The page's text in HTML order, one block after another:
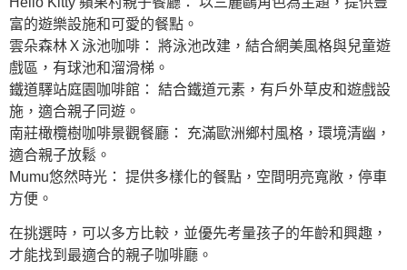
富的遊樂設施和可愛的餐點。
雲朵森林Ｘ泳池咖啡： 將泳池改建，結合網美風格與兒童遊
戲區，有球池和溜滑梯。
鐵道驛站庭園咖啡館： 結合鐵道元素，有戶外草皮和遊戲設
施，適合親子同遊。
南莊橄欖樹咖啡景觀餐廳： 充滿歐洲鄉村風格，環境清幽，
適合親子放鬆。
Mumu悠然時光： 提供多樣化的餐點，空間明亮寬敞，停車
方便。
在挑選時，可以多方比較，並優先考量孩子的年齡和興趣，
才能找到最適合的親子咖啡廳。